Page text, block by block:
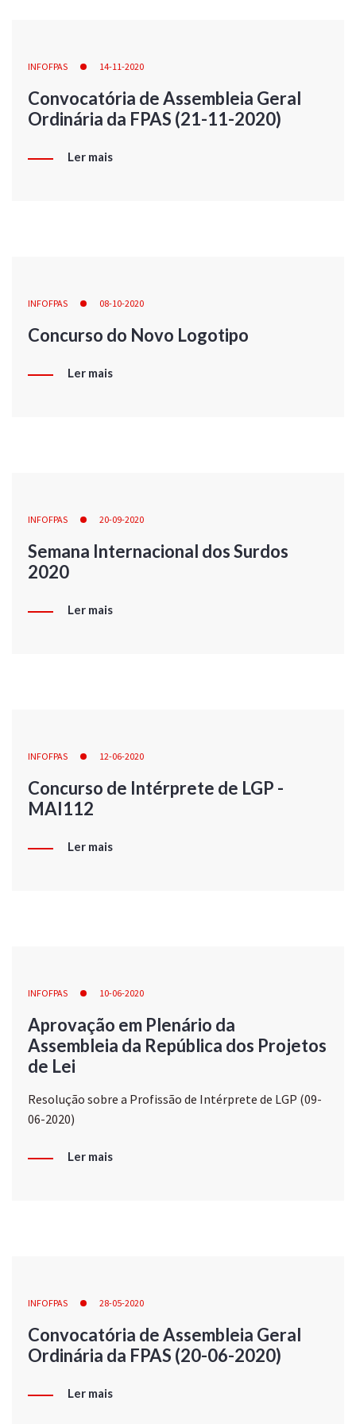
INFOFPAS 14-11-2020
Convocatória de Assembleia Geral
Ordinária da FPAS (21-11-2020)
Ler mais
INFOFPAS 08-10-2020
Concurso do Novo Logotipo
Ler mais
INFOFPAS 20-09-2020
Semana Internacional dos Surdos
2020
Ler mais
INFOFPAS 12-06-2020
Concurso de Intérprete de LGP -
MAI112
Ler mais
INFOFPAS 10-06-2020
Aprovação em Plenário da
Assembleia da República dos Projetos
de Lei
Resolução sobre a Profissão de Intérprete de LGP (09-
06-2020)
Ler mais
INFOFPAS 28-05-2020
Convocatória de Assembleia Geral
Ordinária da FPAS (20-06-2020)
Ler mais